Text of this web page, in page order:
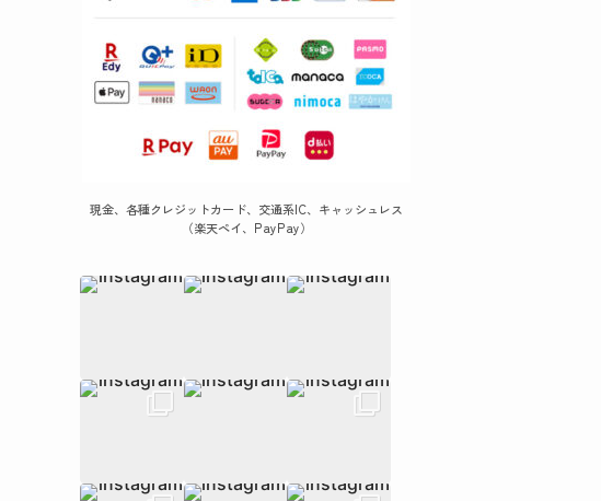
現金、各種クレジットカード、交通系IC、キャッシュレス
（楽天ペイ、PayPay）